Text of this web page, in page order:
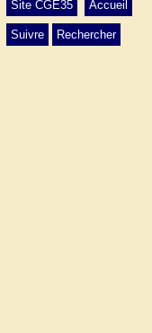
Site CGE35 Accueil
Suivre Rechercher